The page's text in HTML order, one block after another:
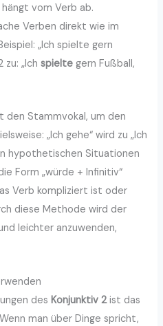
hängt vom Verb ab.
Verben direkt wie im
„Ich spielte gern
zu: „Ichspielte gern Fußball,
den Stammvokal, um den
„Ich gehe“ wird zu „Ich
hypothetischen Situationen
Form „würde + Infinitiv“
Verb kompliziert ist oder
diese Methode wird der
leichter anzuwenden,
des Konjunktiv 2ist das
man über Dinge spricht,